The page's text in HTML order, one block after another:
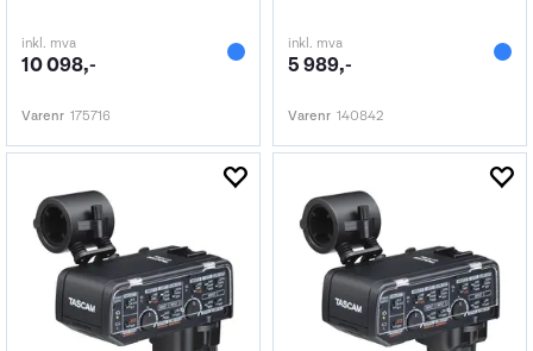
inkl. mva
10 098,-
Varenr 175716
inkl. mva
5 989,-
Varenr 140842